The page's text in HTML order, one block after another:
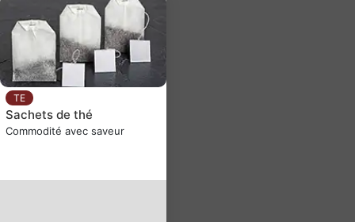
TE
Sachets de thé
Commodité avec saveur